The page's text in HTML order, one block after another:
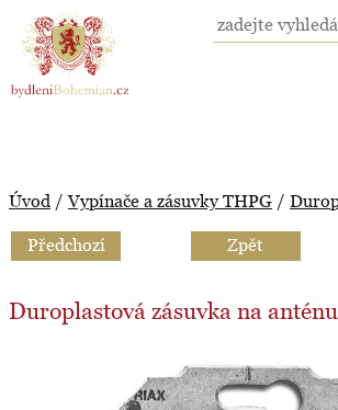
BydleniBohemian.cz
Úvod /Vypínače a zásuvky THPG /
Předchozí Zpět
Duroplastová zásuvka na anténu